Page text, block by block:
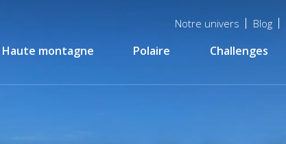
Menu
Notre univers Blog
Haute montagne Polaire Challenges